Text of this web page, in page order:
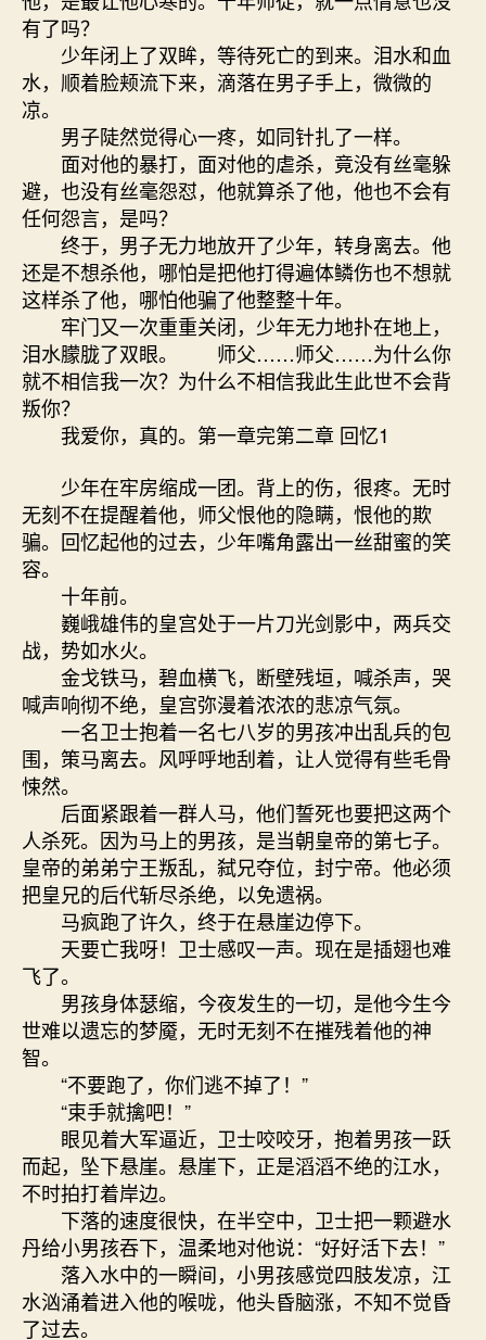
有了吗？
少年闭上了双眸，等待死亡的到来。泪水和血
水，顺着脸颊流下来，滴落在男子手上，微微的
凉。
男子陡然觉得心一疼，如同针扎了一样。
面对他的暴打，面对他的虐杀，竟没有丝毫躲
避，也没有丝毫怨怼，他就算杀了他，他也不会有
任何怨言，是吗？
终于，男子无力地放开了少年，转身离去。他
还是不想杀他，哪怕是把他打得遍体鳞伤也不想就
这样杀了他，哪怕他骗了他整整十年。
牢门又一次重重关闭，少年无力地扑在地上，
泪水朦胧了双眼。 师父……师父……为什么你
就不相信我一次？为什么不相信我此生此世不会背
叛你？
我爱你，真的。第一章完第二章 回忆1
少年在牢房缩成一团。背上的伤，很疼。无时
无刻不在提醒着他，师父恨他的隐瞒，恨他的欺
骗。回忆起他的过去，少年嘴角露出一丝甜蜜的笑
容。
十年前。
巍峨雄伟的皇宫处于一片刀光剑影中，两兵交
战，势如水火。
金戈铁马，碧血横飞，断壁残垣，喊杀声，哭
喊声响彻不绝，皇宫弥漫着浓浓的悲凉气氛。
一名卫士抱着一名七八岁的男孩冲出乱兵的包
围，策马离去。风呼呼地刮着，让人觉得有些毛骨
悚然。
后面紧跟着一群人马，他们誓死也要把这两个
人杀死。因为马上的男孩，是当朝皇帝的第七子。
皇帝的弟弟宁王叛乱，弑兄夺位，封宁帝。他必须
把皇兄的后代斩尽杀绝，以免遗祸。
马疯跑了许久，终于在悬崖边停下。
天要亡我呀！卫士感叹一声。现在是插翅也难
飞了。
男孩身体瑟缩，今夜发生的一切，是他今生今
世难以遗忘的梦魇，无时无刻不在摧残着他的神
智。
“不要跑了，你们逃不掉了！”
“束手就擒吧！”
眼见着大军逼近，卫士咬咬牙，抱着男孩一跃
而起，坠下悬崖。悬崖下，正是滔滔不绝的江水，
不时拍打着岸边。
下落的速度很快，在半空中，卫士把一颗避水
丹给小男孩吞下，温柔地对他说：“好好活下去！”
落入水中的一瞬间，小男孩感觉四肢发凉，江
水汹涌着进入他的喉咙，他头昏脑涨，不知不觉昏
了过去。